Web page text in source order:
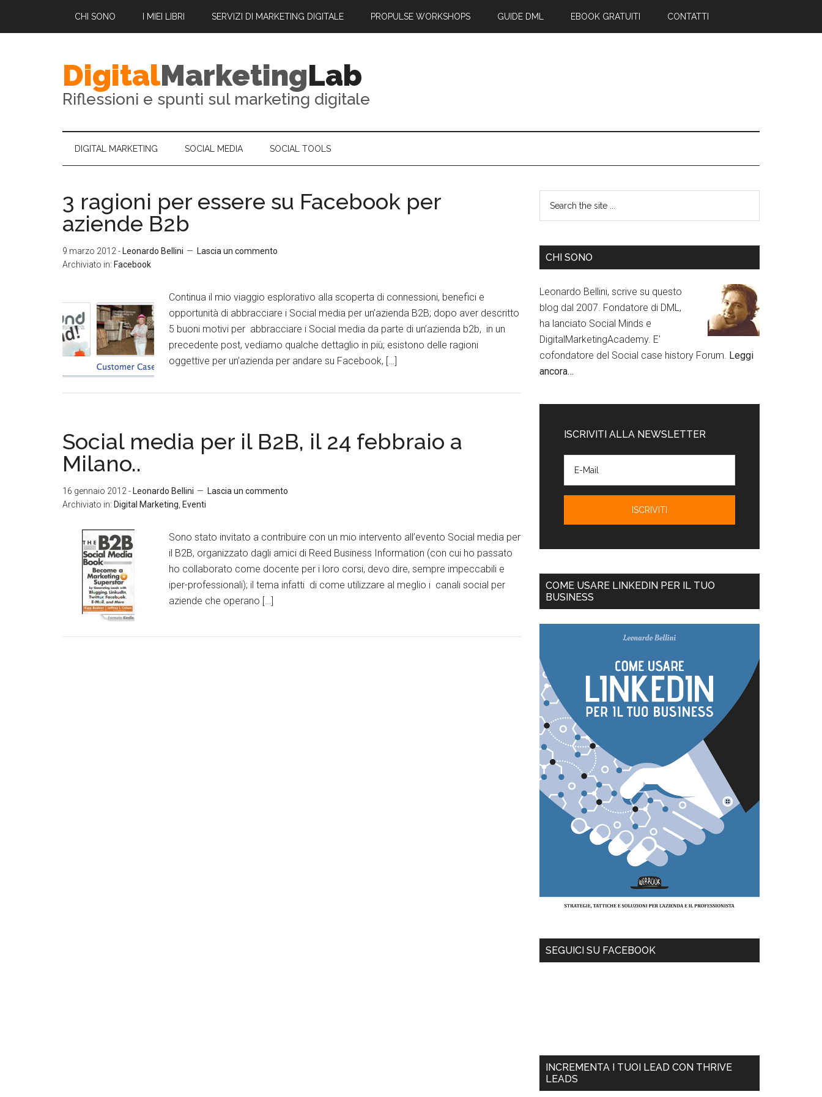
CHI SONO I MIEI LIBRI SERVIZI DI MARKETING DIGITALE PROPULSE WORKSHOPS GUIDE DML EBOOK GRATUITI CONTATTI
DigitalMarketingLab
Riflessioni e spunti sul marketing digitale
DIGITAL MARKETING SOCIAL MEDIA SOCIAL TOOLS
3 ragioni per essere su Facebook per
aziende B2b
9 marzo 2012 - Leonardo Bellini
Lascia un commento
Archiviato in: Facebook
Continua il mio viaggio esplorativo alla scoperta di connessioni, benefici e
opportunità di abbracciare i Social media per un’azienda B2B; dopo aver descritto
5 buoni motivi per abbracciare i Social media da parte di un’azienda b2b, in un
precedente post, vediamo qualche dettaglio in più; esistono delle ragioni
oggettive per un’azienda per andare su Facebook, […]
Social media per il B2B, il 24 febbraio a
Milano..
16 gennaio 2012 - Leonardo Bellini
Lascia un commento
Archiviato in: Digital Marketing Eventi
Sono stato invitato a contribuire con un mio intervento all’evento Social media per
il B2B, organizzato dagli amici di Reed Business Information (con cui ho passato
ho collaborato come docente per i loro corsi, devo dire, sempre impeccabili e
iper-professionali); il tema infatti di come utilizzare al meglio i canali social per
aziende che operano […]
CHI SONO
Leonardo Bellini, scrive su questo
blog dal 2007. Fondatore di DML,
ha lanciato Social Minds e
DigitalMarketingAcademy. E'
cofondatore del Social case history Forum. Leggi
ancora…
ISCRIVITI ALLA NEWSLETTER
COME USARE LINKEDIN PER IL TUO
BUSINESS
SEGUICI SU FACEBOOK
INCREMENTA I TUOI LEAD CON THRIVE
LEADS